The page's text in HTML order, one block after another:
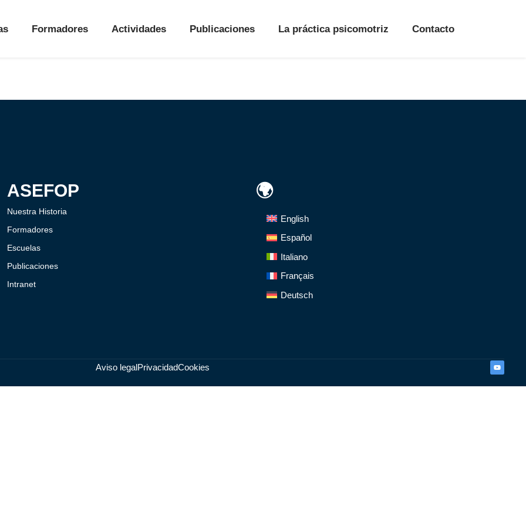
Formadores Actividades Publicaciones La práctica psicomotriz Contacto
ASEFOP
Nuestra Historia
Formadores
Escuelas
Publicaciones
Intranet
🌍
English
Español
Italiano
Français
Deutsch
Aviso legalPrivacidadCookies